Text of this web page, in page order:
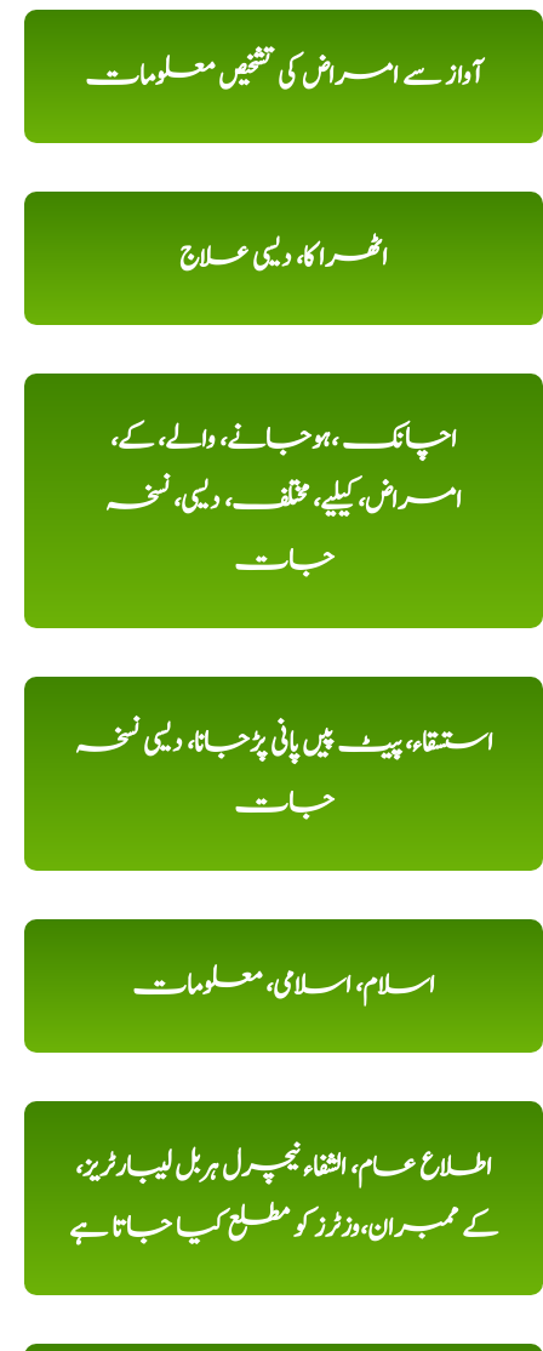
آواز سے امراض کی تشخیص معلومات
اٹھرا کا، دیسی علاج
اچانک ،ہوجانے، والے، کے،
امراض، کیلیے، مختلف، دیسی، نسخہ
جات
استسقاء، پیٹ پیں پانی پڑجانا، دیسی نسخہ
جات
اسلام، اسلامی، معلومات
اطلاع عام، الشفاء نیچرل ہربل لیبارٹریز،
کے ممبران،وزٹرز کو مطلع کیا جاتا ہے